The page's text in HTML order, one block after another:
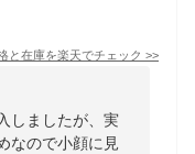
と在庫を楽天でチェック >>
しましたが、実
なので小顔に見